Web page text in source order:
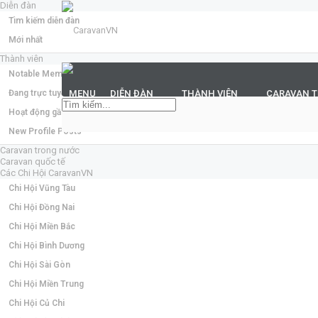
Diễn đàn
Tìm kiếm diễn đàn
Mới nhất
Thành viên
Notable Members
Đang trực tuyến
Hoạt động gần đây
New Profile Posts
Caravan trong nước
Caravan quốc tế
Các Chi Hội CaravanVN
Chi Hội Vũng Tàu
Chi Hội Đồng Nai
Chi Hội Miền Bắc
Chi Hội Bình Dương
Chi Hội Sài Gòn
Chi Hội Miền Trung
Chi Hội Củ Chi
MENU DIỄN ĐÀN THÀNH VIÊN CARAVAN